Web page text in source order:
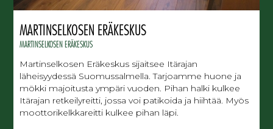
MARTINSELKOSEN ERÄKESKUS
MARTINSELKOSEN ERÄKESKUS
Martinselkosen Eräkeskus sijaitsee Itärajan
läheisyydessä Suomussalmella. Tarjoamme huone ja
mökki majoitusta ympäri vuoden. Pihan halki kulkee
Itärajan retkeilyreitti, jossa voi patikoida ja hiihtää. Myös
moottorikelkkareitti kulkee pihan läpi.